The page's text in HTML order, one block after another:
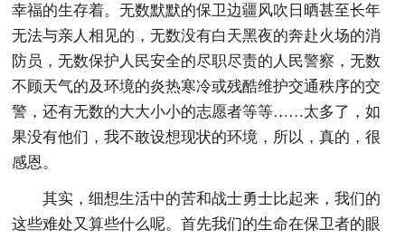
幸福的生存着。无数默默的保卫边疆风吹日晒甚至长年
无法与亲人相见的，无数没有白天黑夜的奔赴火场的消
防员，无数保护人民安全的尽职尽责的人民警察，无数
不顾天气的及环境的炎热寒冷或残酷维护交通秩序的交
警，还有无数的大大小小的志愿者等等……太多了，如
果没有他们，我不敢设想现状的环境，所以，真的，很
感恩。
其实，细想生活中的苦和战士勇士比起来，我们的
这些难处又算些什么呢。首先我们的生命在保卫者的眼